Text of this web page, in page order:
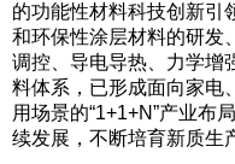
的功能性材料科技创新引
和环保性涂层材料的研发
调控、导电导热、力学增
料体系，已形成面向家电
用场景的“1+1+N”产业布
续发展，不断培育新质生